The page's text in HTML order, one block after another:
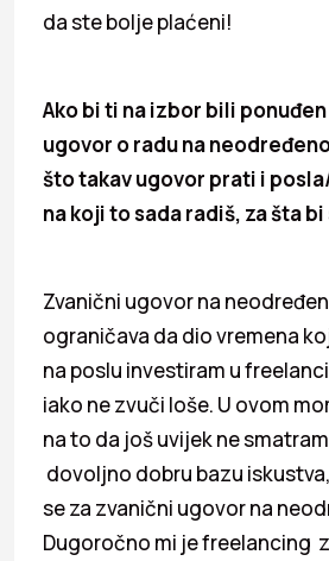
da ste bolje plaćeni!
Ako bi ti na izbor bili
ugovor o radu na
što takav ugovor prati i
na koji to sada radiš, za šta
Zvanični ugovor na
ograničava da dio vremena
na poslu investiram u
iako ne zvuči loše. U ovom
na to da još uvijek ne
dovoljno dobru bazu
se za zvanični ugovor na
Dugoročno mi je freelancing